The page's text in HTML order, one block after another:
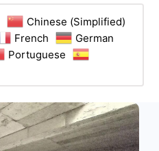
Chinese (Simplified)
French
German
Portuguese